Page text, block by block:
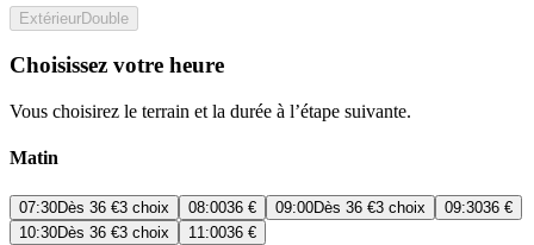
ExtérieurDouble
Choisissez votre heure
Vous choisirez le terrain et la durée à l’étape suivante.
Matin
07:30Dès 36 €3 choix 08:0036 € 09:00Dès 36 €3 choix 09:3036 €
10:30Dès 36 €3 choix 11:0036 €